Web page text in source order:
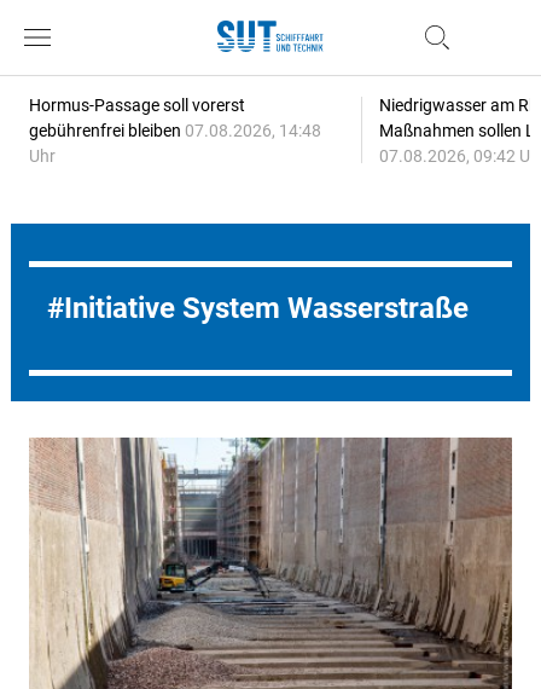
Hormus-Passage soll vorerst
gebührenfrei bleiben 07.08.2026, 14:48
Uhr
Niedrigwasser am
Maßnahmen sollen
07.08.2026, 09:42
Initiative System Wasserstraße